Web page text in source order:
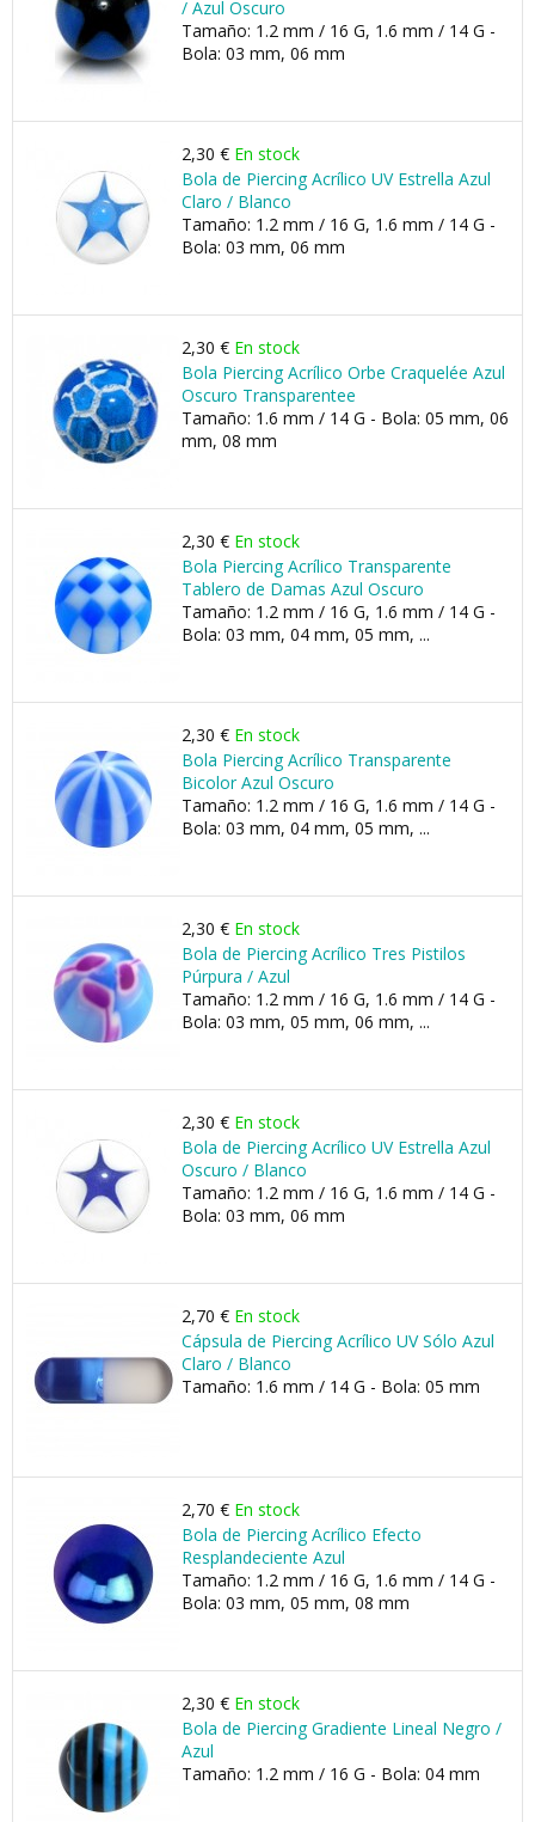
/ Azul Oscuro
Tamaño: 1.2 mm / 16 G, 1.6 mm / 14 G -
Bola: 03 mm, 06 mm
2,30 € En stock
Bola de Piercing Acrílico UV Estrella Azul
Claro / Blanco
Tamaño: 1.2 mm / 16 G, 1.6 mm / 14 G -
Bola: 03 mm, 06 mm
2,30 € En stock
Bola Piercing Acrílico Orbe Craquelée Azul
Oscuro Transparentee
Tamaño: 1.6 mm / 14 G - Bola: 05 mm, 06
mm, 08 mm
2,30 € En stock
Bola Piercing Acrílico Transparente
Tablero de Damas Azul Oscuro
Tamaño: 1.2 mm / 16 G, 1.6 mm / 14 G -
Bola: 03 mm, 04 mm, 05 mm, ...
2,30 € En stock
Bola Piercing Acrílico Transparente
Bicolor Azul Oscuro
Tamaño: 1.2 mm / 16 G, 1.6 mm / 14 G -
Bola: 03 mm, 04 mm, 05 mm, ...
2,30 € En stock
Bola de Piercing Acrílico Tres Pistilos
Púrpura / Azul
Tamaño: 1.2 mm / 16 G, 1.6 mm / 14 G -
Bola: 03 mm, 05 mm, 06 mm, ...
2,30 € En stock
Bola de Piercing Acrílico UV Estrella Azul
Oscuro / Blanco
Tamaño: 1.2 mm / 16 G, 1.6 mm / 14 G -
Bola: 03 mm, 06 mm
2,70 € En stock
Cápsula de Piercing Acrílico UV Sólo Azul
Claro / Blanco
Tamaño: 1.6 mm / 14 G - Bola: 05 mm
2,70 € En stock
Bola de Piercing Acrílico Efecto
Resplandeciente Azul
Tamaño: 1.2 mm / 16 G, 1.6 mm / 14 G -
Bola: 03 mm, 05 mm, 08 mm
2,30 € En stock
Bola de Piercing Gradiente Lineal Negro /
Azul
Tamaño: 1.2 mm / 16 G - Bola: 04 mm